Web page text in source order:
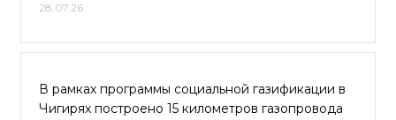
28.07.26
В рамках программы социальной газификации в
Чигирях построено 15 километров газопровода